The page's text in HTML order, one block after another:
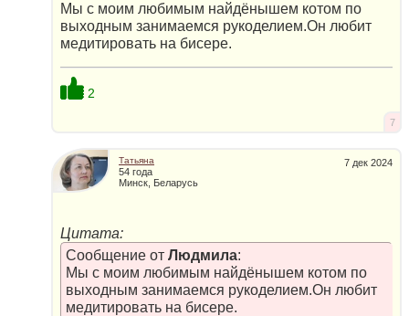
Мы с моим любимым найдёнышем котом по
выходным занимаемся рукоделием.Он любит
медитировать на бисере.
2
7
7 дек 2024
Татьяна
54 года
Минск, Беларусь
Цитата:
Сообщение от Людмила:
Мы с моим любимым найдёнышем котом по
выходным занимаемся рукоделием.Он любит
медитировать на бисере.